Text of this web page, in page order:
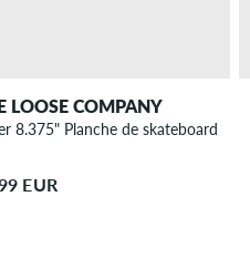
LOOSE COMPANY
8.375" Planche de skateboard
EUR